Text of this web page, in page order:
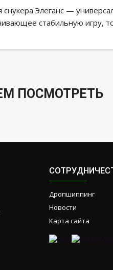
снукера Элеганс —
стабильную игру,
ПОСМОТРЕТЬ
Дропшиппинг
Новости
Карта сайта